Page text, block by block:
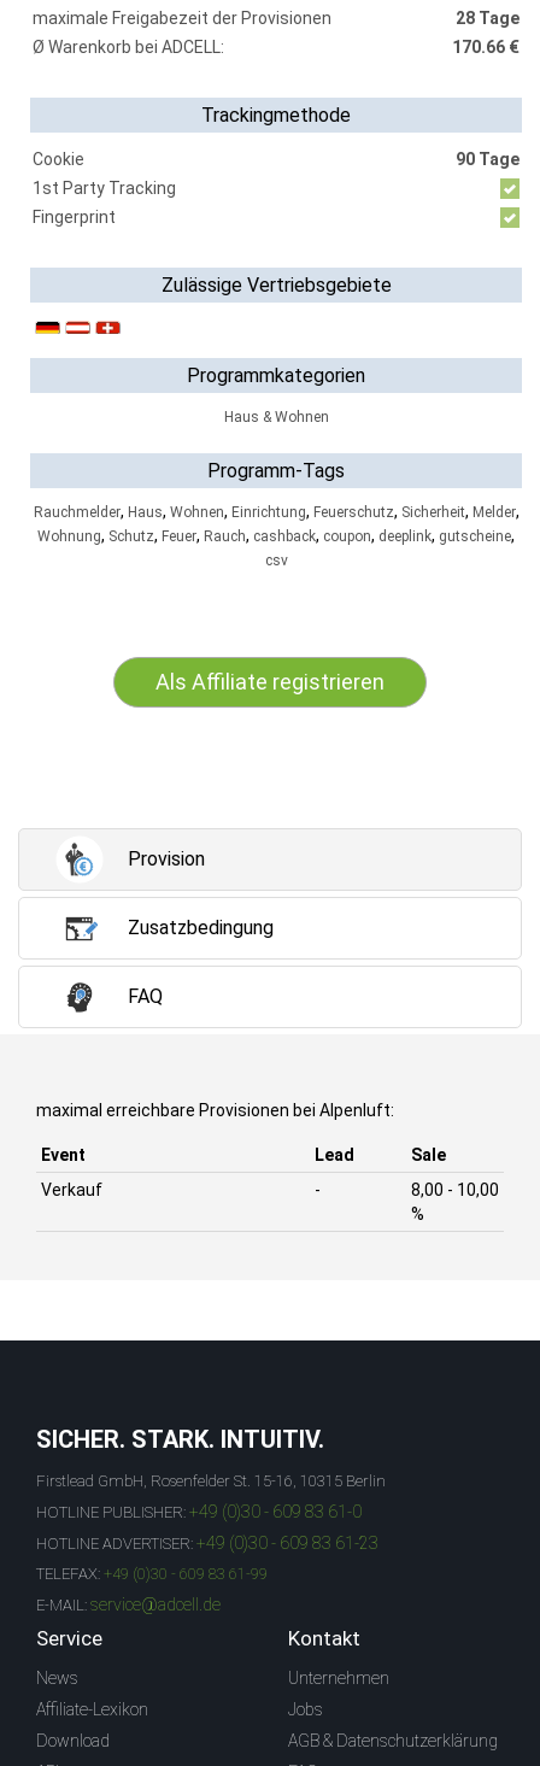
maximale Freigabezeit der Provisionen
28 Tage
Ø Warenkorb bei ADCELL:
170.66 €
Trackingmethode
Cookie
90 Tage
1st Party Tracking
Fingerprint
Zulässige Vertriebsgebiete
Programmkategorien
Haus & Wohnen
Programm-Tags
Rauchmelder, Haus, Wohnen, Einrichtung, Feuerschutz, Sicherheit, Melder,
Wohnung, Schutz, Feuer, Rauch, cashback, coupon, deeplink, gutscheine,
csv
Als Affiliate registrieren
Provision
Zusatzbedingung
FAQ
maximal erreichbare Provisionen bei Alpenluft:
Event Lead
Sale
Verkauf
-
8,00 - 10,00
%
SICHER. STARK. INTUITIV.
Firstlead GmbH, Rosenfelder St. 15-16, 10315 Berlin
HOTLINE PUBLISHER: +49 (0)30 - 609 83 61-0
HOTLINE ADVERTISER: +49 (0)30 - 609 83 61-23
TELEFAX: +49 (0)30 - 609 83 61-99
E-MAIL: service@adcell.de
Service
News
Affiliate-Lexikon
Download
Kontakt
Unternehmen
Jobs
AGB & Datenschutzerklärung